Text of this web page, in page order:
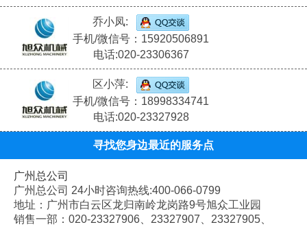
乔小凤:
手机/微信号：15920506891
电话:020-23306367
区小萍:
手机/微信号：18998334741
电话:020-23327928
寻找您身边最近的服务点
广州总公司
广州总公司 24小时咨询热线:400-066-0799
地址：广州市白云区龙归南岭龙岗路9号旭众工业园
销售一部：020-23327906、 23327907、 23327905、